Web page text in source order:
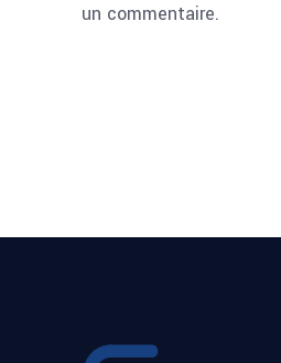
un commentaire.